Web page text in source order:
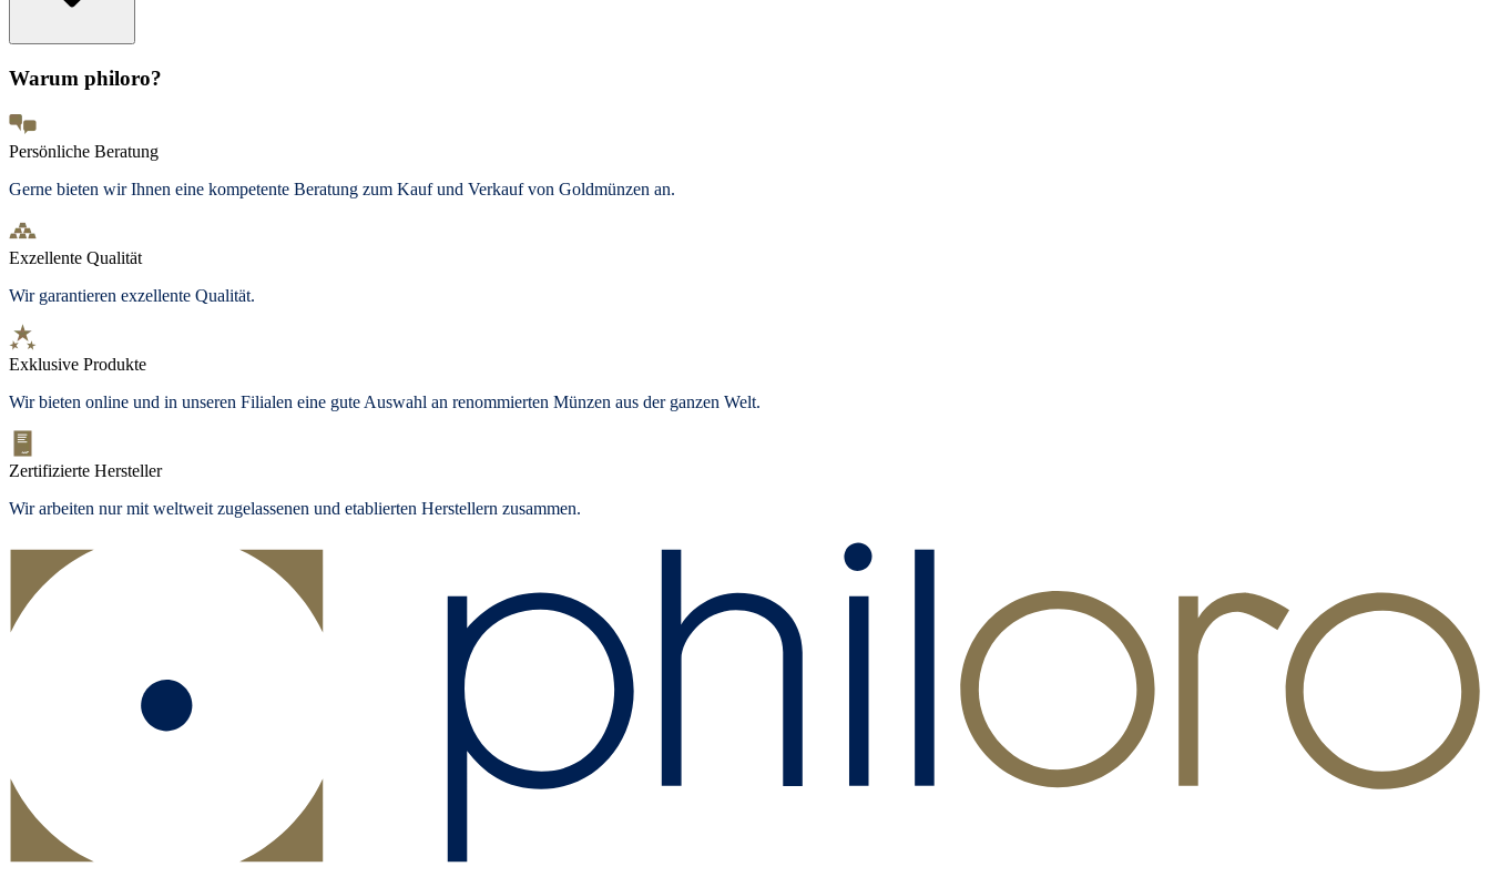
Warum philoro?
Persönliche Beratung
Gerne bieten wir Ihnen eine kompetente Beratung zum Kauf und Verkauf von Goldmünzen an.
Exzellente Qualität
Wir garantieren exzellente Qualität.
Exklusive Produkte
Wir bieten online und in unseren Filialen eine gute Auswahl an renommierten Münzen aus der ganzen Welt.
Zertifizierte Hersteller
Wir arbeiten nur mit weltweit zugelassenen und etablierten Herstellern zusammen.